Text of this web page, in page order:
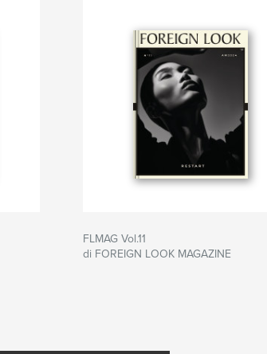
FLMAG Vol.11
di FOREIGN LOOK MAGAZINE